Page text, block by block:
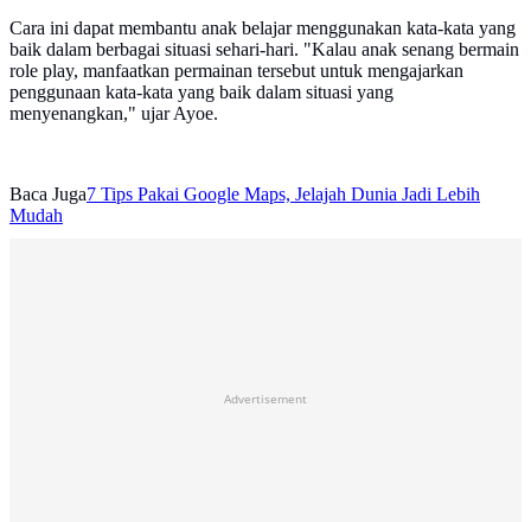
Cara ini dapat membantu anak belajar menggunakan kata-kata yang
baik dalam berbagai situasi sehari-hari. "Kalau anak senang bermain
role play, manfaatkan permainan tersebut untuk mengajarkan
penggunaan kata-kata yang baik dalam situasi yang
menyenangkan," ujar Ayoe.
Baca Juga7 Tips Pakai Google Maps, Jelajah Dunia Jadi Lebih
Mudah
Advertisement